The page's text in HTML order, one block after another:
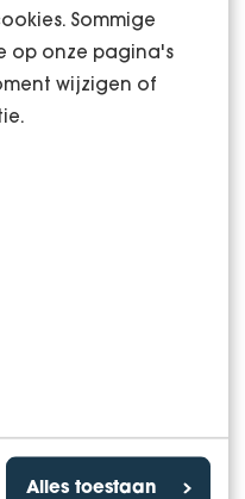
Sommige
op onze pagina's
wijzigen of
Alles toestaan
wordt de
gegevens.
essentiële